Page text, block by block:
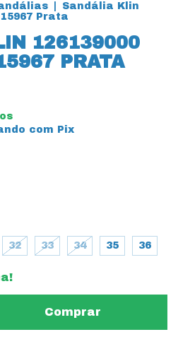
Sandália Klin
Prata
126139000
PRATA
com Pix
32 33 34 35 36